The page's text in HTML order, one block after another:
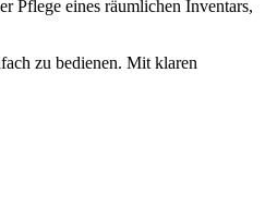
Pflege eines räumlichen Inventars,
zu bedienen. Mit klaren